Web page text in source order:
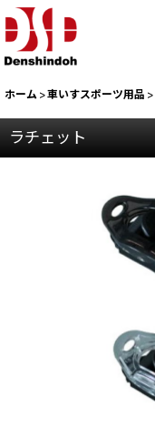
ホーム >車いすスポーツ用品 >
ラチェット